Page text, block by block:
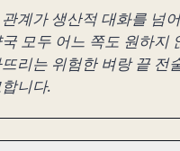
관계가 생산적 대화를 넘
모두 어느 쪽도 원하지
리는 위험한 벼랑 끝 전
니다.